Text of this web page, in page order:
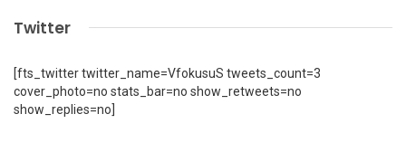
Twitter
[fts_twitter twitter_name=VfokusuS tweets_count=3
cover_photo=no stats_bar=no show_retweets=no
show_replies=no]